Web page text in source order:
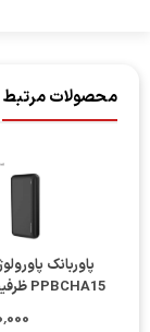
محصولات مرتبط
پاوربانک
PPBCHA15 ظرفيت 20000